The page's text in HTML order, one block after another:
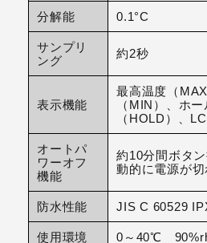
分解能 0.1°C
サンプリ
ング
約2秒
表示機能
最高温度（
（MIN）、ホ
（HOLD）、
オートパ
ワーオフ
機能
約10分間ボタ
動的に電源が切
防水性能 JIS C 60529
使用環境
0～40℃ 90%rh